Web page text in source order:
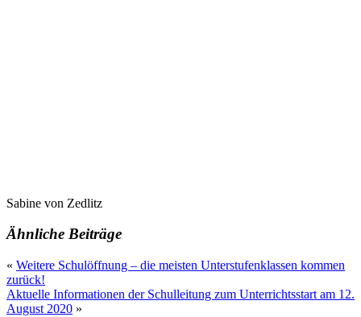
Sabine von Zedlitz
Ähnliche Beiträge
« Weitere Schulöffnung – die meisten Unterstufenklassen kommen
zurück!
Aktuelle Informationen der Schulleitung zum Unterrichtsstart am 12.
August 2020 »